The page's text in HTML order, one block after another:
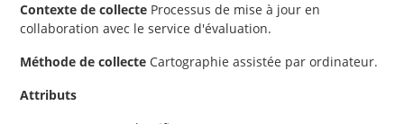
Contexte de collecte Processus de mise à jour en
collaboration avec le service d'évaluation.
Méthode de collecte Cartographie assistée par ordinateur.
Attributs